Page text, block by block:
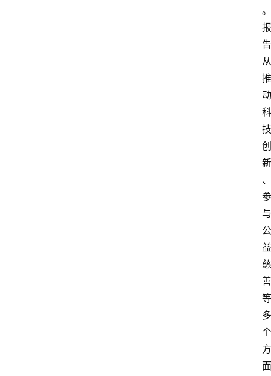
。
报
告
从
推
动
科
技
创
新
、
参
与
公
益
慈
善
等
多
个
方
面